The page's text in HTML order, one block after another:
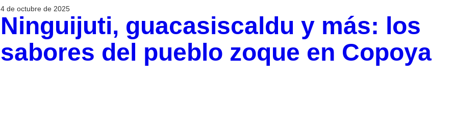
4 de octubre de 2025
Ninguijuti, guacasiscaldu y más: los
sabores del pueblo zoque en Copoya